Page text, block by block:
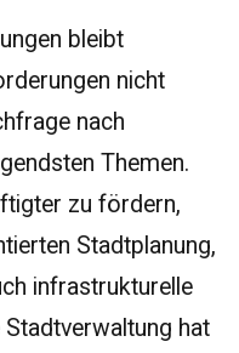
bleibt
nicht
nach
Themen.
zu fördern,
Stadtplanung,
infrastrukturelle
hat